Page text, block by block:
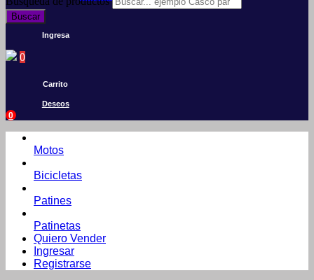
Buscar
Ingresa
0
Carrito
Deseos
0
Motos
Bicicletas
Patines
Patinetas
Quiero Vender
Ingresar
Registrarse